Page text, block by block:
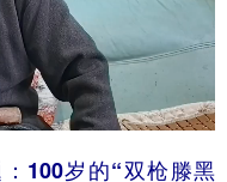
信息化 数字经济
银龄
：100岁的“双枪滕黑